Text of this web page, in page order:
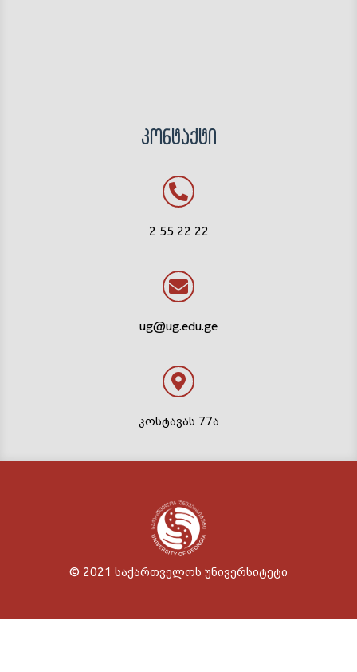
კონტაქტი
2 55 22 22
ug@ug.edu.ge
კოსტავას 77ა
© 2021 საქართველოს უნივერსიტეტი